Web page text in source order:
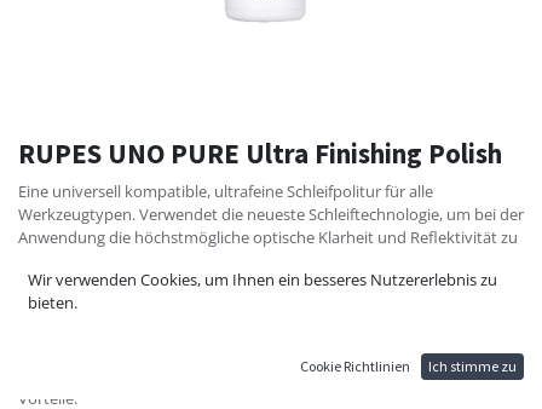
RUPES UNO PURE Ultra Finishing Polish
Eine universell kompatible, ultrafeine Schleifpolitur für alle
Werkzeugtypen. Verwendet die neueste Schleiftechnologie, um bei der
Anwendung die höchstmögliche optische Klarheit und Reflektivität zu
Lacke und kann sogar in Schmuckanwendungen verwendet werden.
Die einfache Anwendung und die werkstattsichere Formulierung
Vorteile:
Wir verwenden Cookies, um Ihnen ein besseres Nutzererlebnis zu
bieten.
Cookie Richtlinien Ich stimme zu